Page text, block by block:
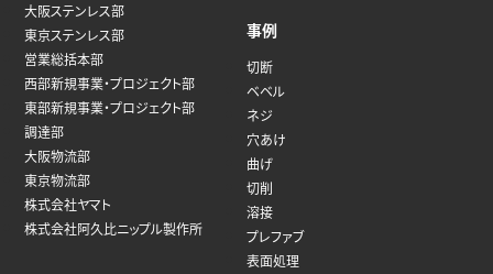
大阪ステンレス部
東京ステンレス部
営業総括本部
西部新規事業・プロジェクト部
東部新規事業・プロジェクト部
調達部
大阪物流部
東京物流部
株式会社ヤマト
株式会社阿久比ニップル製作所
事例
切断
ベベル
ネジ
穴あけ
曲げ
切削
溶接
プレファブ
表面処理